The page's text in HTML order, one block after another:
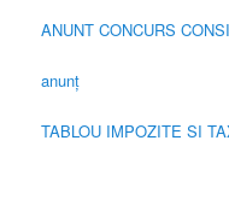
ANUNT CONCURS
anunț
TABLOU IMPOZITE SI